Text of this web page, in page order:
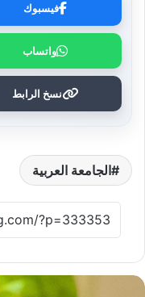
فيسبوك
واتساب
نسخ الرابط
الجامعة العربية